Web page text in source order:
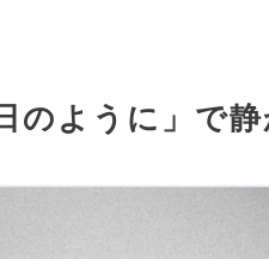
のように」で